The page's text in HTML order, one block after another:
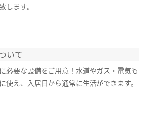
します。
いて
必要な設備をご用意！水道やガス・電気も
使え、入居日から通常に生活ができます。